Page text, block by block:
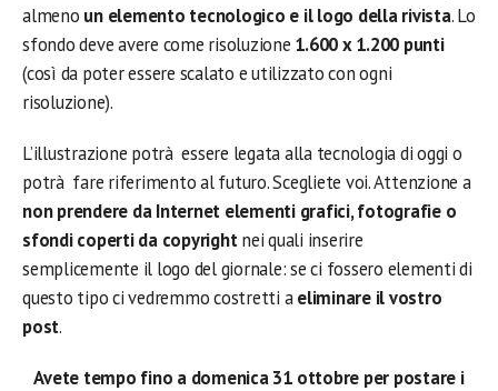
almeno un elemento tecnologico e il logo della rivista. Lo
sfondo deve avere come risoluzione 1.600 x 1.200 punti
(così da poter essere scalato e utilizzato con ogni
risoluzione).
L’illustrazione potrà essere legata alla tecnologia di oggi o
potrà fare riferimento al futuro. Scegliete voi. Attenzione a
non prendere da Internet elementi grafici, fotografie o
sfondi coperti da copyrightnei quali inserire
semplicemente il logo del giornale: se ci fossero elementi di
questo tipo ci vedremmo costretti aeliminare il vostro
post.
Avete tempo fino a domenica 31 ottobre per postare i